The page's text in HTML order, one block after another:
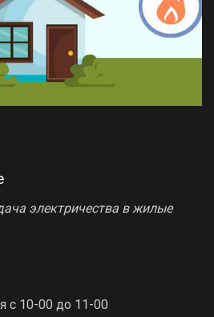
электричества в жилые
с 10-00 до 11-00